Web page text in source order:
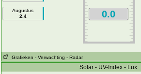
Augustus
2.4
0.0
Grafieken - Verwachting - Radar
Solar - UV-Index - Lux